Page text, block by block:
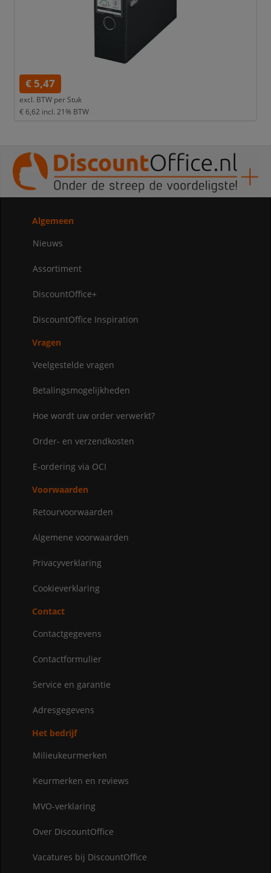
€ 5,47
excl. BTW per Stuk
€ 6,62 incl. 21% BTW
Algemeen
Nieuws
Assortiment
DiscountOffice+
DiscountOffice Inspiration
Vragen
Veelgestelde vragen
Betalingsmogelijkheden
Hoe wordt uw order verwerkt?
Order- en verzendkosten
E-ordering via OCI
Voorwaarden
Retourvoorwaarden
Algemene voorwaarden
Privacyverklaring
Cookieverklaring
Contact
Contactgegevens
Contactformulier
Service en garantie
Adresgegevens
Het bedrijf
Milieukeurmerken
Keurmerken en reviews
MVO-verklaring
Over DiscountOffice
Vacatures bij DiscountOffice